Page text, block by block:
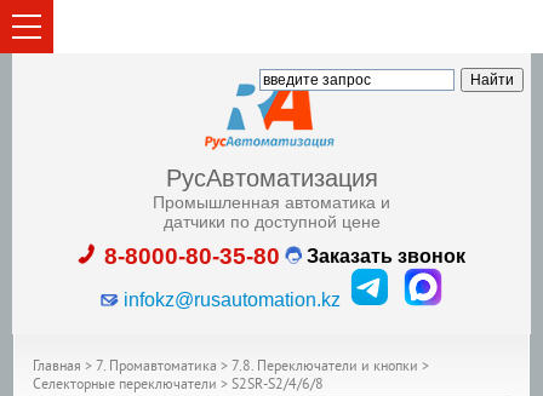
РусАвтоматизация
Промышленная автоматика и
датчики по доступной цене
8-8000-80-35-80 Заказать звонок
infokz@rusautomation.kz
Главная > 7. Промавтоматика > 7.8. Переключатели и кнопки >
Селекторные переключатели > S2SR-S2/4/6/8